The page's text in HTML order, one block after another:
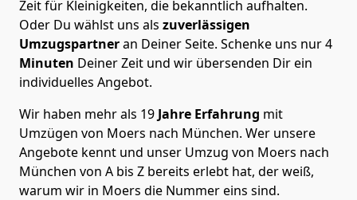
Zeit für Kleinigkeiten, die bekanntlich aufhalten.
Oder Du wählst uns als zuverlässigen
Umzugspartneran Deiner Seite. Schenke uns nur4
Minuten Deiner Zeit und wir übersenden Dir ein
individuelles Angebot.
Wir haben mehr als 19 Jahre Erfahrung mit
Umzügen von Moers nach München. Wer unsere
Angebote kennt und unser Umzug von Moers nach
München von A bis Z bereits erlebt hat, der weiß,
warum wir in Moers die Nummer eins sind.